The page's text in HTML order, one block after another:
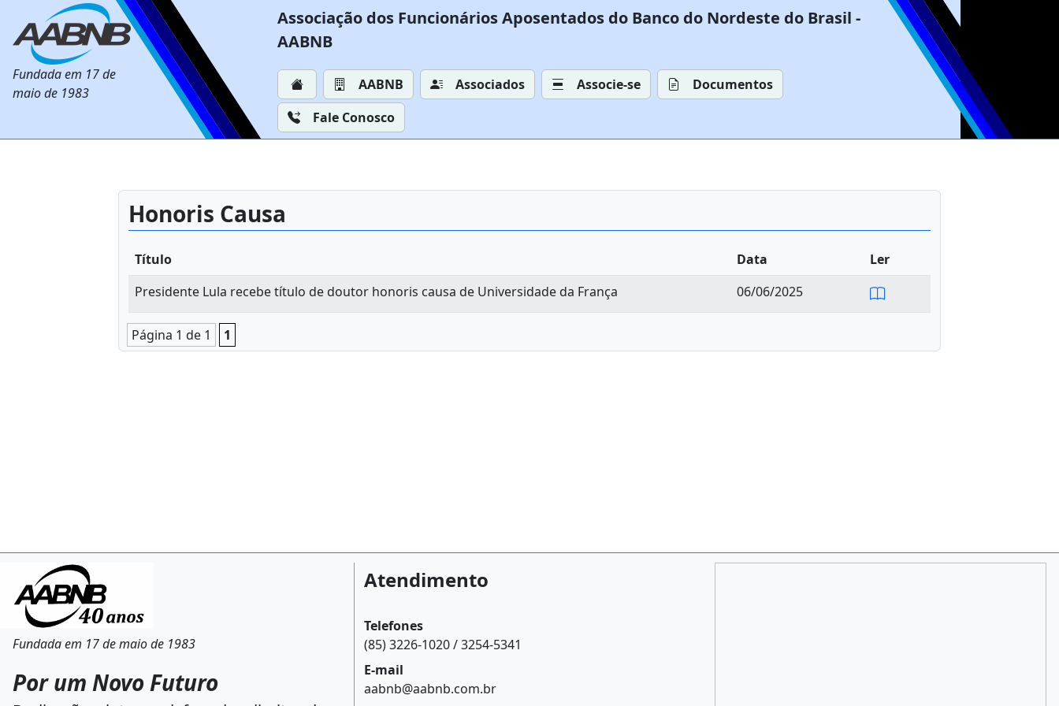
Fundada em 17 de
maio de 1983
Associação dos Funcionários Aposentados do Banco do Nordeste do Brasil -
AABNB
AABNB Associados Associe-se
Documentos
Fale Conosco
Honoris Causa
Título Data
Ler
Presidente Lula recebe título de doutor honoris causa de Universidade da França
06/06/2025
Página 1 de 1 1
Fundada em 17 de maio de 1983
Por um Novo Futuro
Atendimento
Telefones
(85) 3226-1020 / 3254-5341
E-mail
aabnb@aabnb.com.br